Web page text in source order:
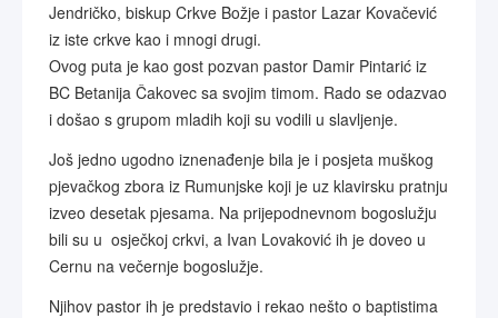
Jendričko, biskup Crkve Božje i pastor Lazar Kovačević
iz iste crkve kao i mnogi drugi.
Ovog puta je kao gost pozvan pastor Damir Pintarić iz
BC Betanija Čakovec sa svojim timom. Rado se odazvao
i došao s grupom mladih koji su vodili u slavljenje.
Još jedno ugodno iznenađenje bila je i posjeta muškog
pjevačkog zbora iz Rumunjske koji je uz klavirsku pratnju
izveo desetak pjesama. Na prijepodnevnom bogoslužju
bili su u osječkoj crkvi, a Ivan Lovaković ih je doveo u
Cernu na večernje bogoslužje.
Njihov pastor ih je predstavio i rekao nešto o baptistima